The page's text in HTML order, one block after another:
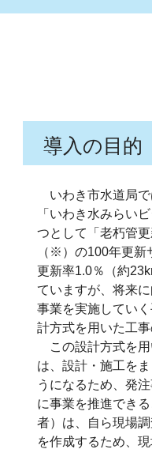
導入の目的
いわき市水道局で
「いわき水みらい
つとして「老朽管
（※）の100年更新
更新率1.0％（約
ていますが、将来
事業を実施してい
計方式を用いた工
この設計方式を用
は、設計・施工を
うになるため、発
に事業を推進でき
者）は、自ら現場
を作成するため、